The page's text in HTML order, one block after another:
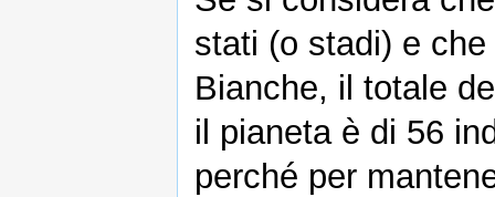
stati (o stadi) e
Bianche, il totale
il pianeta è di 56
perché per